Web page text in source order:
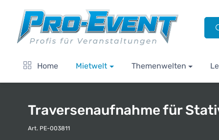
Home Mietwelt Themenwelten
Traversenaufnahme für
Art. PE-003811